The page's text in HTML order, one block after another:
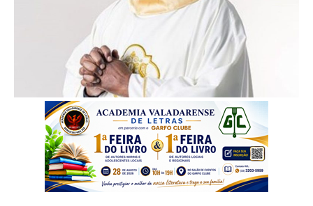
FOTO: Divulgação Diocese Governador Valadares